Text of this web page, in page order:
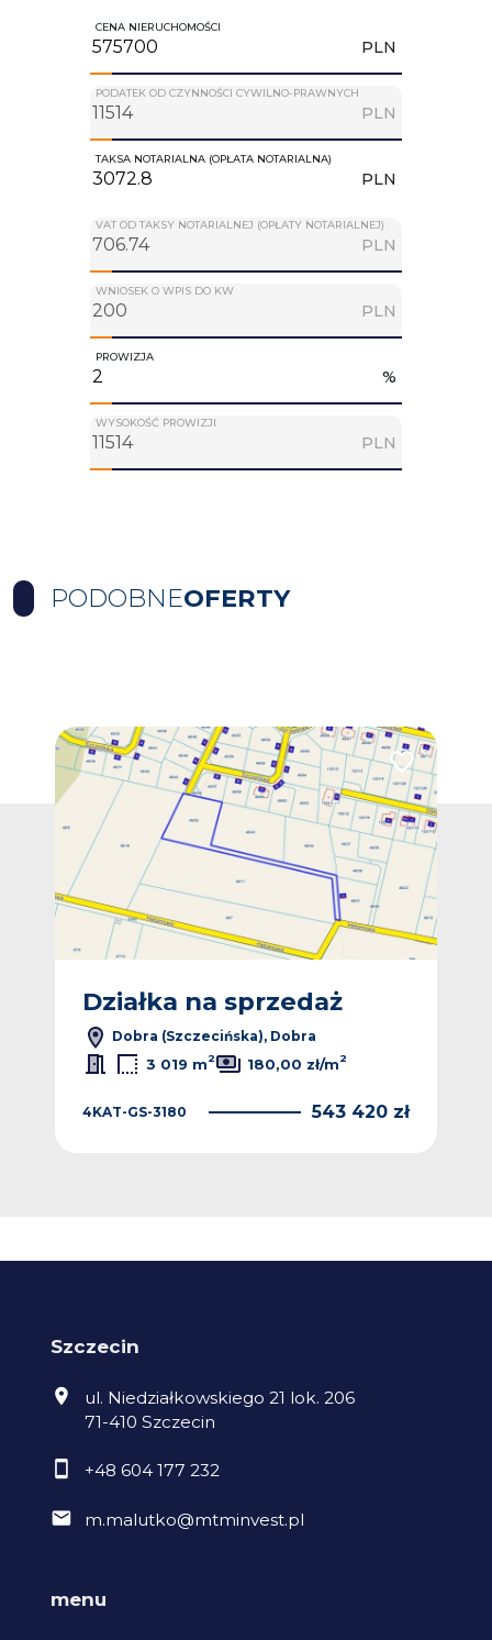
CENA NIERUCHOMOŚCI
PLN
PODATEK OD CZYNNOŚCI CYWILNO-PRAWNYCH
PLN
TAKSA NOTARIALNA (OPŁATA NOTARIALNA)
PLN
VAT OD TAKSY NOTARIALNEJ (OPŁATY NOTARIALNEJ)
PLN
WNIOSEK O WPIS DO KW
PLN
PROWIZJA
%
WYSOKOŚĆ PROWIZJI
PLN
PODOBNEOFERTY
Dodaj do ulubionych Dodaj do
Działka na sprzedaż
Dobra (Szczecińska), Dobra
3 019 m2 180,00 zł/m2
4KAT-GS-3180 543 420 zł
Szczecin
ul. Niedziałkowskiego 21 lok. 206
71-410 Szczecin
+48 604 177 232
m.malutko@mtminvest.pl
menu